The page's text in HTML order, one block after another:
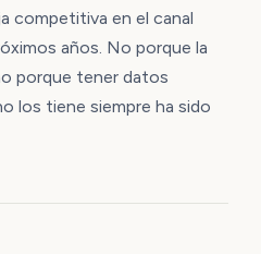
competitiva en el canal
años. No porque la
porque tener datos
los tiene siempre ha sido